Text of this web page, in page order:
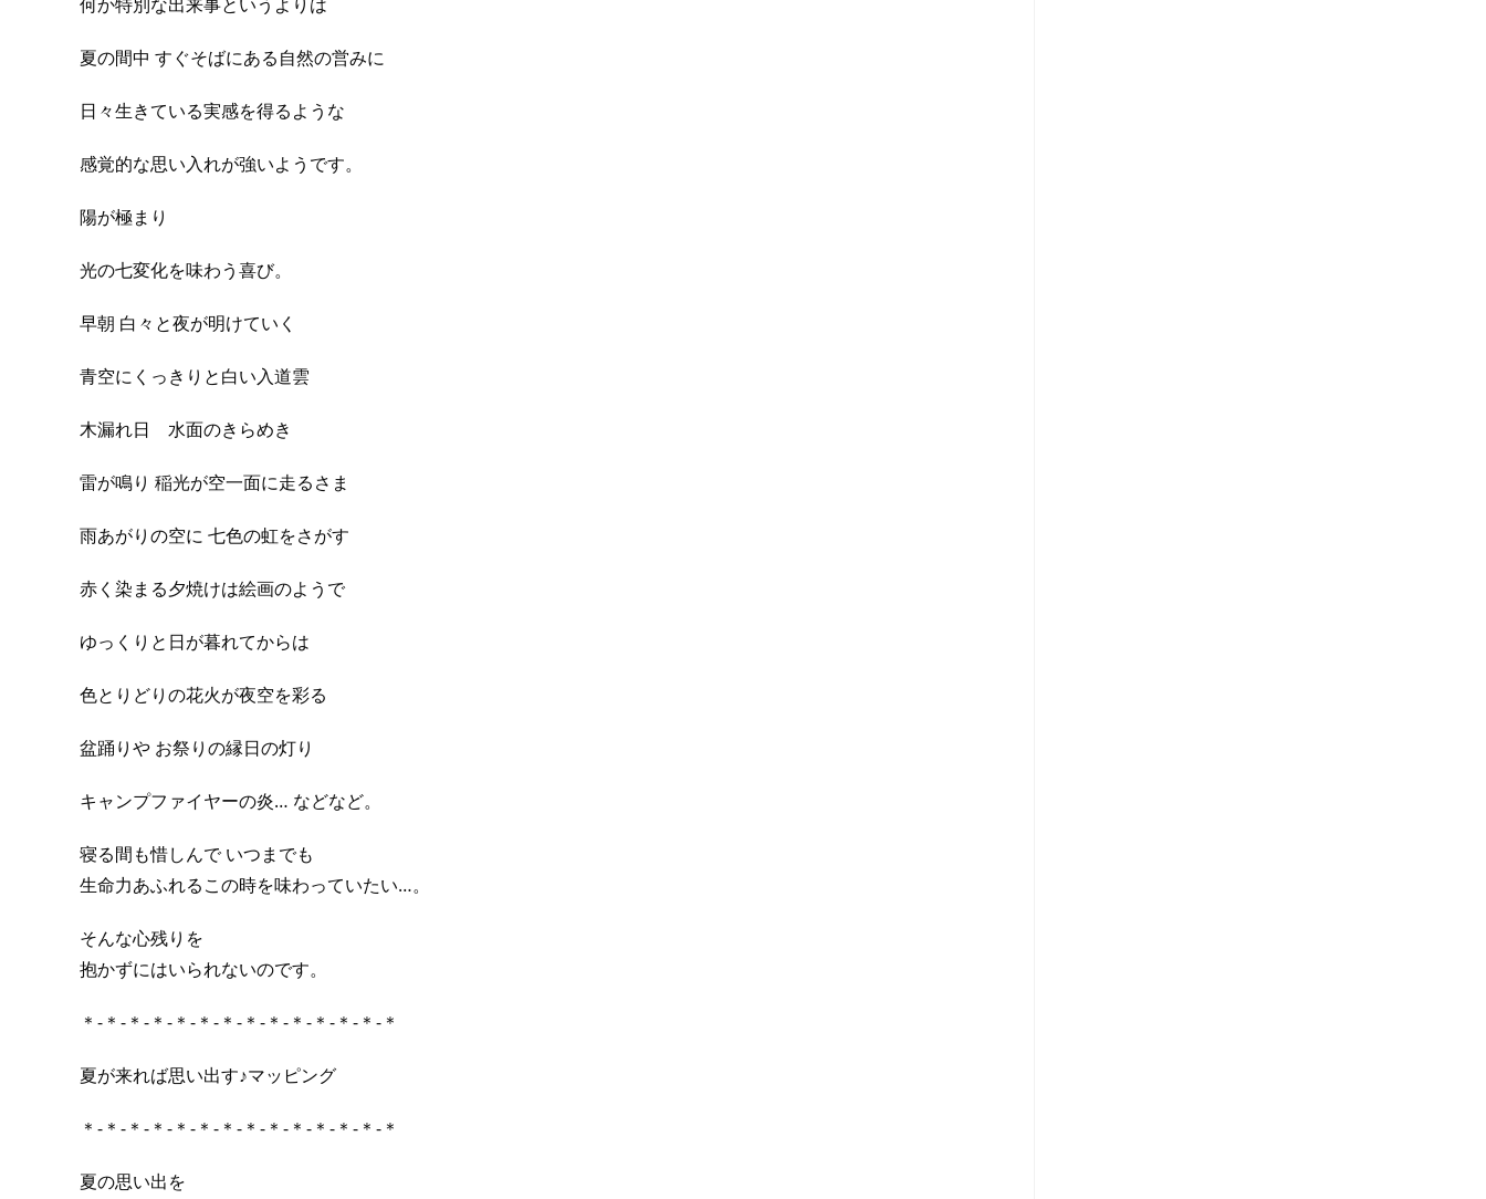
夏の間中 すぐそばにある自然の営みに
日々生きている実感を得るような
感覚的な思い入れが強いようです。
陽が極まり
光の七変化を味わう喜び。
早朝 白々と夜が明けていく
青空にくっきりと白い入道雲
木漏れ日 水面のきらめき
雷が鳴り 稲光が空一面に走るさま
雨あがりの空に 七色の虹をさがす
赤く染まる夕焼けは絵画のようで
ゆっくりと日が暮れてからは
色とりどりの花火が夜空を彩る
盆踊りや お祭りの縁日の灯り
キャンプファイヤーの炎… などなど。
寝る間も惜しんで いつまでも
生命力あふれるこの時を味わっていたい…。
そんな心残りを
抱かずにはいられないのです。
＊-＊-＊-＊-＊-＊-＊-＊-＊-＊-＊-＊-＊-＊
夏が来れば思い出す♪マッピング
＊-＊-＊-＊-＊-＊-＊-＊-＊-＊-＊-＊-＊-＊
夏の思い出を